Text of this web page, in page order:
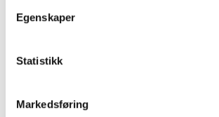
Egenskaper
Statistikk
Markedsføring
Arbeidsmiljø